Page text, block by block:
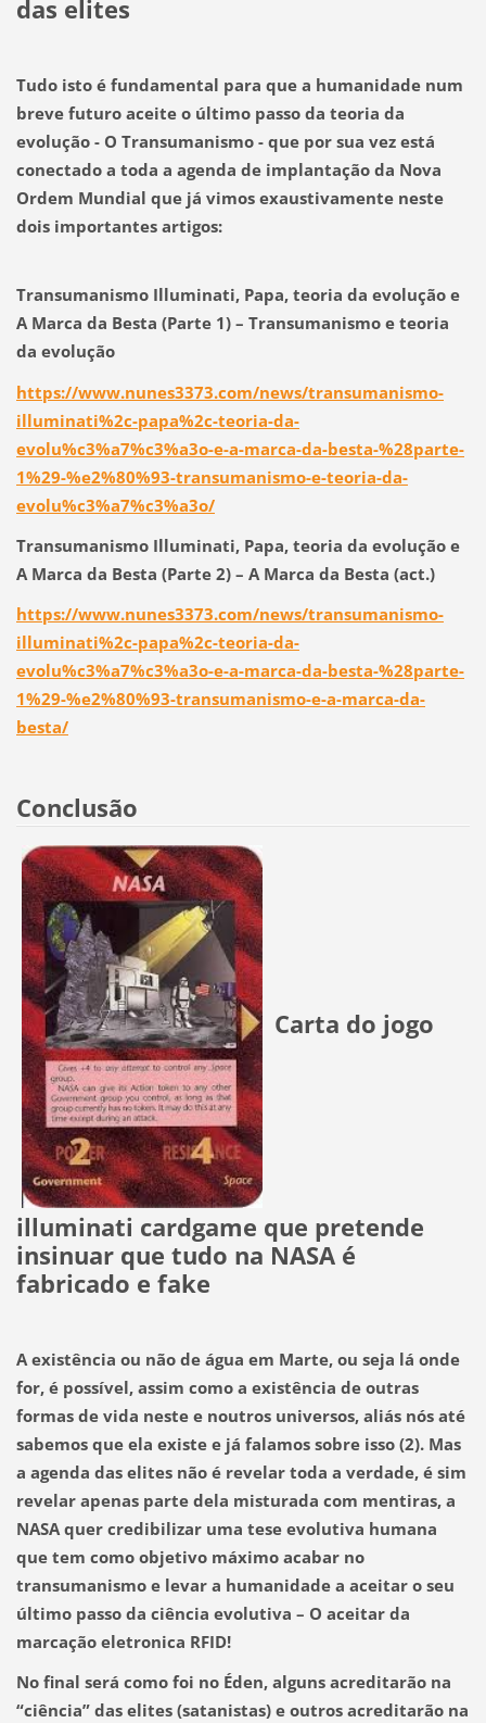
das elites
Tudo isto é fundamental para que a humanidade num
breve futuro aceite o último passo da teoria da
evolução - O Transumanismo - que por sua vez está
conectado a toda a agenda de implantação da Nova
Ordem Mundial que já vimos exaustivamente neste
dois importantes artigos:
Transumanismo Illuminati, Papa, teoria da evolução e
A Marca da Besta (Parte 1) – Transumanismo e teoria
da evolução
https://www.nunes3373.com/news/transumanismo-
illuminati%2c-papa%2c-teoria-da-
evolu%c3%a7%c3%a3o-e-a-marca-da-besta-%28parte-
1%29-%e2%80%93-transumanismo-e-teoria-da-
evolu%c3%a7%c3%a3o/
Transumanismo Illuminati, Papa, teoria da evolução e
A Marca da Besta (Parte 2) – A Marca da Besta (act.)
https://www.nunes3373.com/news/transumanismo-
illuminati%2c-papa%2c-teoria-da-
evolu%c3%a7%c3%a3o-e-a-marca-da-besta-%28parte-
1%29-%e2%80%93-transumanismo-e-a-marca-da-
besta/
Conclusão
Carta do jogo
illuminati cardgame que pretende
insinuar que tudo na NASA é
fabricado e fake
A existência ou não de água em Marte, ou seja lá onde
for, é possível, assim como a existência de outras
formas de vida neste e noutros universos, aliás nós até
sabemos que ela existe e já falamos sobre isso (2). Mas
a agenda das elites não é revelar toda a verdade, é sim
revelar apenas parte dela misturada com mentiras, a
NASA quer credibilizar uma tese evolutiva humana
que tem como objetivo máximo acabar no
transumanismo e levar a humanidade a aceitar o seu
último passo da ciência evolutiva – O aceitar da
marcação eletronica RFID!
No final será como foi no Éden, alguns acreditarão na
“ciência” das elites (satanistas) e outros acreditarão na